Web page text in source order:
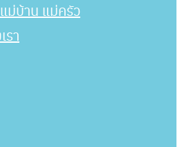
ม่บ้าน แม่ครัว
รา